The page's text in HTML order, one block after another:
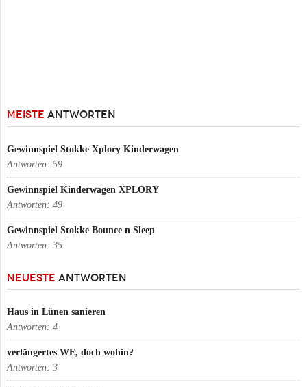
MEISTE ANTWORTEN
Gewinnspiel Stokke Xplory Kinderwagen
Antworten: 59
Gewinnspiel Kinderwagen XPLORY
Antworten: 49
Gewinnspiel Stokke Bounce n Sleep
Antworten: 35
NEUESTE ANTWORTEN
Haus in Lünen sanieren
Antworten: 4
verlängertes WE, doch wohin?
Antworten: 3